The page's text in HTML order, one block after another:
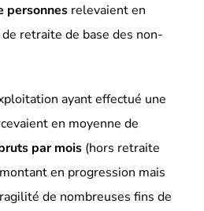
personnes relevaient en
retraite de base des non-
ayant effectué une
en moyenne de
par mois (hors retraite
en progression mais
de nombreuses fins de